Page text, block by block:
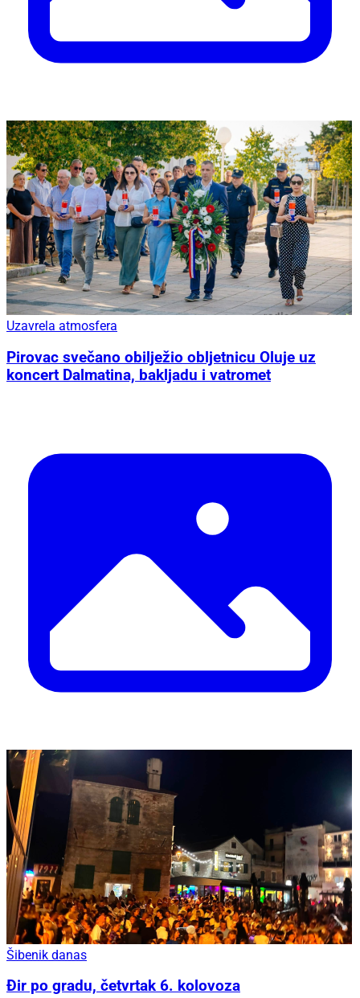
Uzavrela atmosfera
Pirovac svečano obilježio obljetnicu Oluje uz
koncert Dalmatina, bakljadu i vatromet
Šibenik danas
Đir po gradu, četvrtak 6. kolovoza